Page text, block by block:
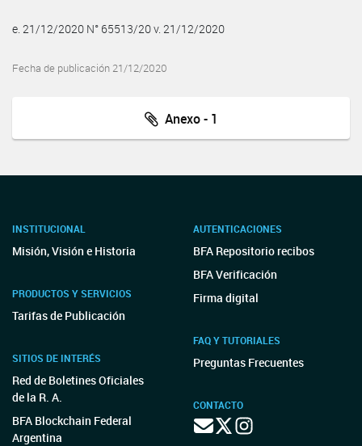
e. 21/12/2020 N° 65513/20 v. 21/12/2020
Fecha de publicación 21/12/2020
Anexo - 1
INSTITUCIONAL
Misión, Visión e Historia
PRODUCTOS Y SERVICIOS
Tarifas de Publicación
SITIOS DE INTERÉS
Red de Boletines Oficiales
de la R. A.
BFA Blockchain Federal
Argentina
AUTENTICACIONES
BFA Repositorio recibos
BFA Verificación
Firma digital
FAQ Y TUTORIALES
Preguntas Frecuentes
CONTACTO